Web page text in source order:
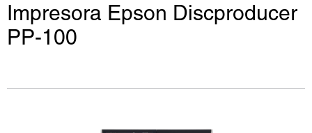
Impresora Epson Discproducer
PP-100